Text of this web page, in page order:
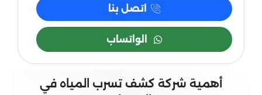
اتصل بنا
الواتساب
أهمية شركة كشف تسرب المياه في